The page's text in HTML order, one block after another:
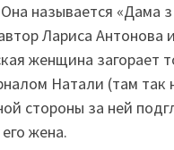
называется «Дама
Лариса Антонова
женщина загорает
Натали (там так
стороны за ней
жена.